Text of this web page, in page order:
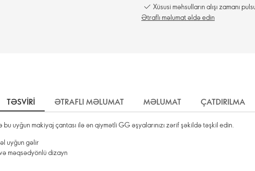
Xüsusi məhsulların alışı zamanı
Ətraflı məlumat əldə edin
TƏSVIRI ƏTRAFLI MƏLUMAT MƏLUMAT ÇATDIRILMA
bu uyğun makiyaj çantası ilə ən qiymətli GG əşyalarınızı zərif şəkildə təşkil edin.
uyğun gəlir
məqsədyönlü dizayn